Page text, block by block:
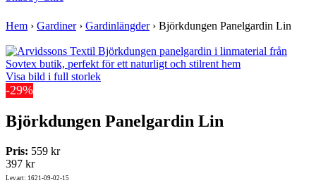
Hem › Gardiner› Gardinlängder› Björkdungen Panelgardin Lin
Visa bild i full storlek
-29%
Björkdungen Panelgardin Lin
Pris: 559 kr
397 kr
Lev.art: 1621-09-02-15